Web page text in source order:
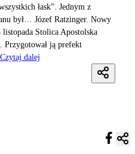
łask”. Jednym z
był… Józef Ratzinger. Nowy
listopada Stolica Apostolska
Przygotował ją prefekt
Czytaj dalej